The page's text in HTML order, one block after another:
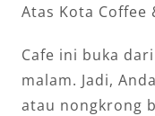
Atas Kota Coffee
Cafe ini buka
malam. Jadi,
atau nongkrong